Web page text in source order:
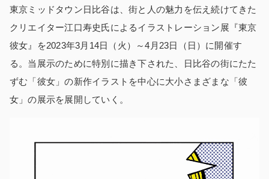
東京ミッドタウン日比谷は、街と人の魅力を伝え続けてきた
クリエイター江口寿史氏によるイラストレーション展『東京
彼女』を2023年3月14日（火）～4月23日（日）に開催す
る。当展示のために特別に描き下された、日比谷の街にたた
ずむ「彼女」の新作イラストを中心に大小さまざまな「彼
女」の展示を展開していく。